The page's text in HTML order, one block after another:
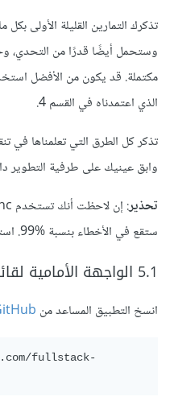
وستحمل أيضًا قدرًا من التحدي،
مكتملة. قد يكون من الأفضل
الذي اعتمدناه في القسم 4.
تذكر كل الطرق التي تعلمناها في
وابق عينيك على طرفية التطوير
تحذير
ستقع في الأخطاء بنسبة %99. استخدم أحد الأسلوبين وليس كلاهما.
5.1 الواجهة الأمامية لقائمة المدونات: الخطوة 1
انسخ التطبيق المساعد من
fullstack-